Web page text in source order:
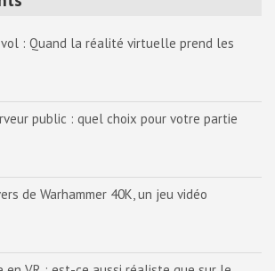
: Quand la réalité virtuelle prend les
public : quel choix pour votre partie
de Warhammer 40K, un jeu vidéo